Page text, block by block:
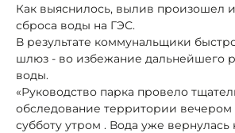
Как выяснилось, вылив произошел
сброса воды на ГЭС.
В результате коммунальщики
шлюз - во избежание дальнейшего
воды.
«Руководство парка провело
обследование территории вечером
субботу утром . Вода уже